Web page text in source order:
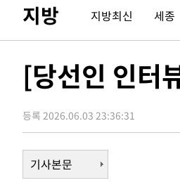
-24333초 전 >
"미 전국적 살모네라
-22846초 전 >[속보]경찰·노동부, HL
압수수색
-22482초 전 > [속보]원·달러 환율,
-22264초 전 >[속보]코스닥, 5.95포
-22232초 전 >[속보]코스피, 6300선
-19397초 전 >
-18695초 전 >입추에도 극한더위…서
지방 지방최신 세종
[당선인 인터
등록 2026.06.03 23:36:31
기사본문